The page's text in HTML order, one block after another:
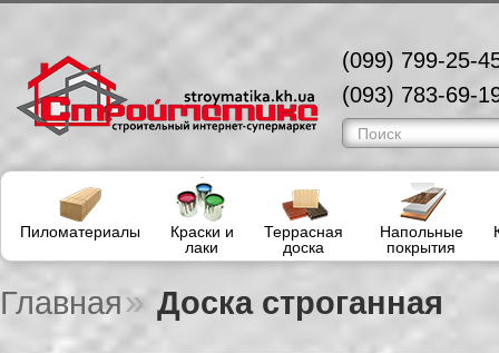
(099) 799-25-
(093) 783-69-
Пиломатериалы
Краски и
лаки
Террасная
доска
Напольные
покрытия
Главная» Доска строганная